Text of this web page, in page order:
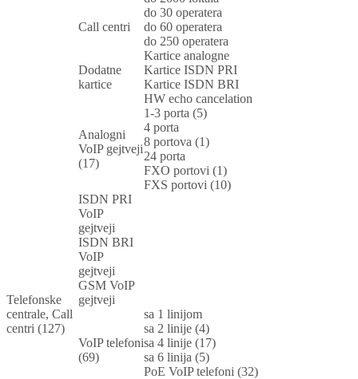
Telefonske
centrale, Call
centri (127)
Call centri
do 30 operatera
do 60 operatera
do 250 operatera
Dodatne
kartice
Kartice analogne
Kartice ISDN PRI
Kartice ISDN BRI
HW echo cancelation
Analogni
VoIP gejtveji
(17)
1-3 porta (5)
4 porta
8 portova (1)
24 porta
FXO portovi (1)
FXS portovi (10)
ISDN PRI
VoIP
gejtveji
ISDN BRI
VoIP
gejtveji
GSM VoIP
gejtveji
VoIP telefoni
(69)
sa 1 linijom
sa 2 linije (4)
sa 4 linije (17)
sa 6 linija (5)
PoE VoIP telefoni (32)